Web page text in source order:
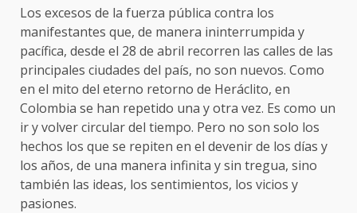
Los excesos de la fuerza pública contra los
manifestantes que, de manera ininterrumpida y
pacífica, desde el 28 de abril recorren las calles de las
principales ciudades del país, no son nuevos. Como
en el mito del eterno retorno de Heráclito, en
Colombia se han repetido una y otra vez. Es como un
ir y volver circular del tiempo. Pero no son solo los
hechos los que se repiten en el devenir de los días y
los años, de una manera infinita y sin tregua, sino
también las ideas, los sentimientos, los vicios y
pasiones.